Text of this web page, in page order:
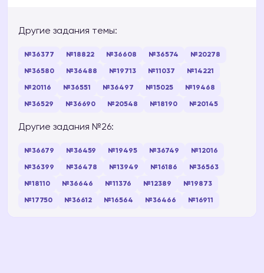
Другие задания темы:
№36377 №18822 №36608 №36574 №20278
№36580 №36488 №19713 №11037 №14221
№20116 №36551 №36497 №15025 №19468
№36529 №36690 №20548 №18190 №20145
Другие задания №26:
№36679 №36459 №19495 №36749 №12016
№36399 №36478 №13949 №16186 №36563
№18110 №36646 №11376 №12389 №19873
№17750 №36612 №16564 №36466 №16911